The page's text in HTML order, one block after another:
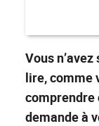
Vous
lire, comme
comprendre
demande à